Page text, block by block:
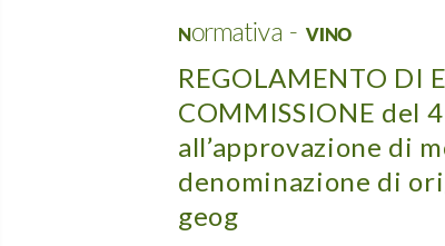
Normativa - VINO
REGOLAMENTO DI
COMMISSIONE del
all’approvazione di
denominazione di
geog